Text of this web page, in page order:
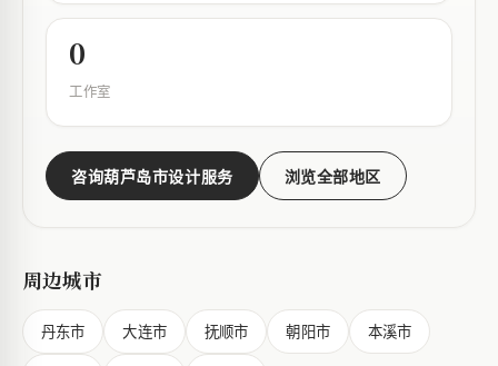
0
工作室
咨询葫芦岛市设计服务 浏览全部地区
周边城市
丹东市 大连市 抚顺市 朝阳市 本溪市